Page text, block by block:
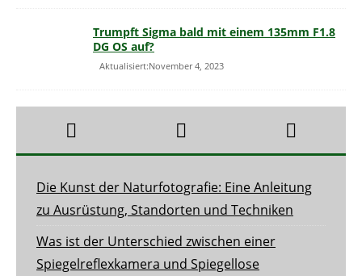
Trumpft Sigma bald mit einem 135mm F1.8
DG OS auf?
Aktualisiert:November 4, 2023
Die Kunst der Naturfotografie: Eine Anleitung
zu Ausrüstung, Standorten und Techniken
Was ist der Unterschied zwischen einer
Spiegelreflexkamera und Spiegellose